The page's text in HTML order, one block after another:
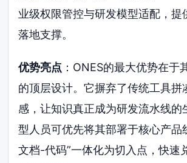
业级权限管控与研发模型适配，提
落地支撑。
优势亮点 ：ONES的最大优势在于
的顶层设计。它摒弃了传统工具拼
感，让知识真正成为研发流水线的
型人员可优先将其部署于核心产品
文档-代码”一体化为切入点，快速